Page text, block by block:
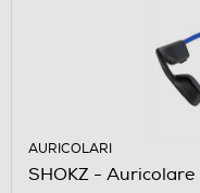
AURICOLARI
SHOKZ - Auricolare